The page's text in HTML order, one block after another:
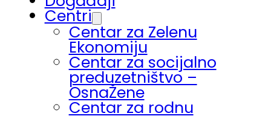
Centri
Centar za Zelenu
Ekonomiju
Centar za socijalno
preduzetništvo –
OsnaŽene
Centar za rodnu